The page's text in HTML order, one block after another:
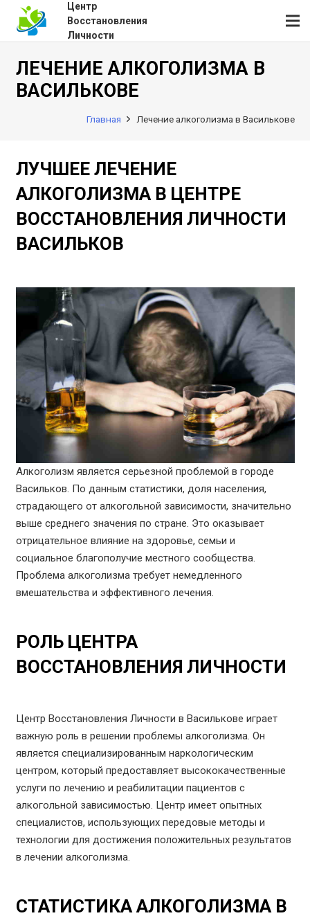
Центр
Восстановления
Личности
ЛЕЧЕНИЕ АЛКОГОЛИЗМА В
ВАСИЛЬКОВЕ
Главная Лечение алкоголизма в Василькове
ЛУЧШЕЕ ЛЕЧЕНИЕ
АЛКОГОЛИЗМА В ЦЕНТРЕ
ВОССТАНОВЛЕНИЯ ЛИЧНОСТИ
ВАСИЛЬКОВ
Алкоголизм является серьезной проблемой в городе
Васильков. По данным статистики, доля населения,
страдающего от алкогольной зависимости, значительно
выше среднего значения по стране. Это оказывает
отрицательное влияние на здоровье, семьи и
социальное благополучие местного сообщества.
Проблема алкоголизма требует немедленного
вмешательства и эффективного лечения.
РОЛЬ ЦЕНТРА
ВОССТАНОВЛЕНИЯ ЛИЧНОСТИ
Центр Восстановления Личности в Василькове играет
важную роль в решении проблемы алкоголизма. Он
является специализированным наркологическим
центром, который предоставляет высококачественные
услуги по лечению и реабилитации пациентов с
алкогольной зависимостью. Центр имеет опытных
специалистов, использующих передовые методы и
технологии для достижения положительных результатов
в лечении алкоголизма.
СТАТИСТИКА АЛКОГОЛИЗМА В